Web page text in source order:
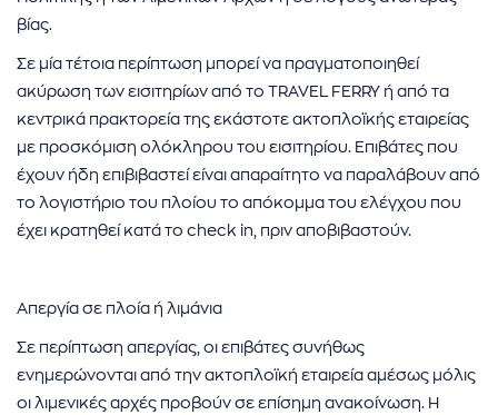
βίας.
Σε μία τέτοια περίπτωση μπορεί να πραγματοποιηθεί
ακύρωση των εισιτηρίων από το TRAVEL FERRY ή από τα
κεντρικά πρακτορεία της εκάστοτε ακτοπλοϊκής εταιρείας
με προσκόμιση ολόκληρου του εισιτηρίου. Επιβάτες που
έχουν ήδη επιβιβαστεί είναι απαραίτητο να παραλάβουν από
το λογιστήριο του πλοίου το απόκομμα του ελέγχου που
έχει κρατηθεί κατά το check in, πριν αποβιβαστούν.
Απεργία σε πλοία ή λιμάνια
Σε περίπτωση απεργίας, οι επιβάτες συνήθως
ενημερώνονται από την ακτοπλοϊκή εταιρεία αμέσως μόλις
οι λιμενικές αρχές προβούν σε επίσημη ανακοίνωση. Η